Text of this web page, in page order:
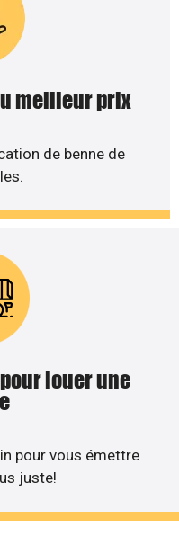
meilleur prix
de benne de
louer une
pour vous émettre
juste!